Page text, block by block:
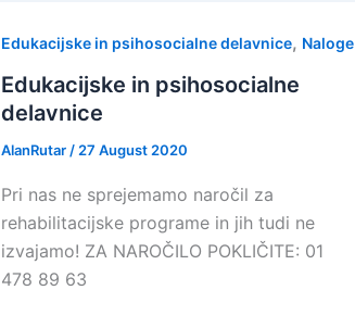
Edukacijske in psihosocialne delavnice, Naloge
Edukacijske in psihosocialne
delavnice
AlanRutar / 27 August 2020
Pri nas ne sprejemamo naročil za
rehabilitacijske programe in jih tudi ne
izvajamo! ZA NAROČILO POKLIČITE: 01
478 89 63